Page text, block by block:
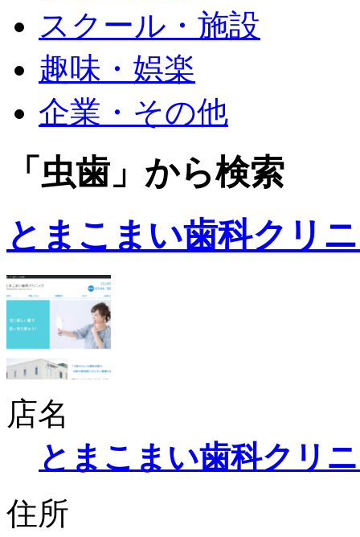
スクール・施設
趣味・娯楽
企業・その他
「虫歯」から検索
とまこまい歯科クリ
店名
とまこまい歯科クリ
住所